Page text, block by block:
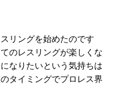
リングを始めたのです
のレスリングが楽しくな
なりたいという気持ちは
タイミングでプロレス界